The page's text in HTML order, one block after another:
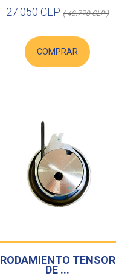
27.050 CLP ( 48.770 CLP )
COMPRAR
RODAMIENTO TENSOR
DE ...